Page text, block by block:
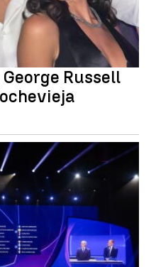
Russell